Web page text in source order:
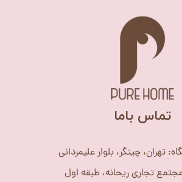
​تماس باما
تهران، چیتگر، بلوار علیمردانی
تجاری ریحانه، طبقه اول